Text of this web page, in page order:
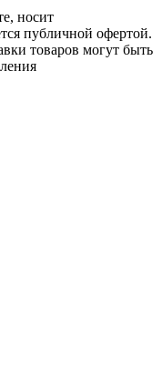
носит
публичной офертой.
товаров могут быть